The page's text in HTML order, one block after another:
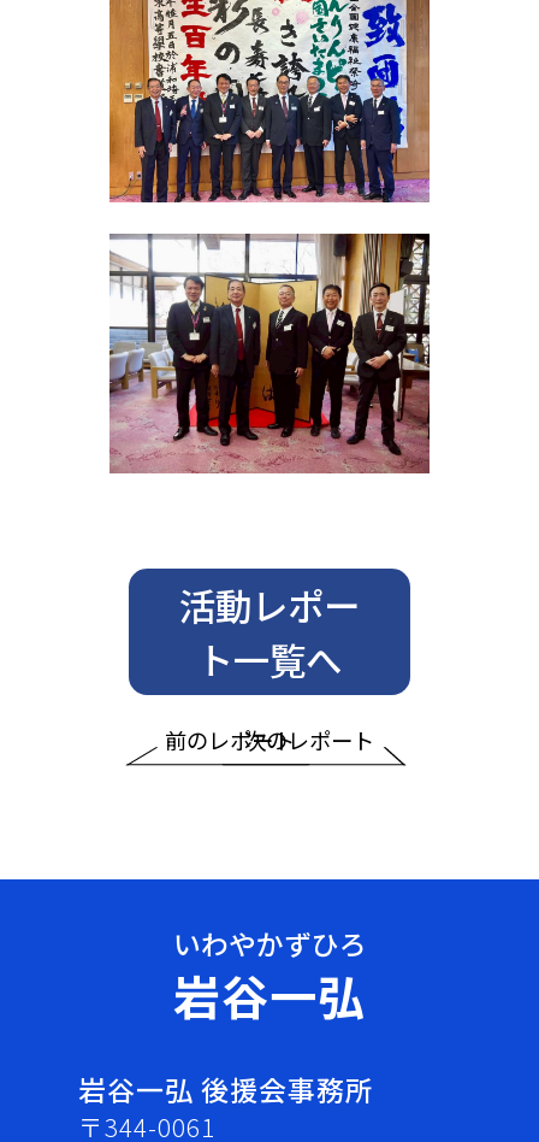
前のレポート
活動レポー
ト一覧へ
次のレポート
岩谷一弘
岩谷一弘 後援会事務所
〒344-0061